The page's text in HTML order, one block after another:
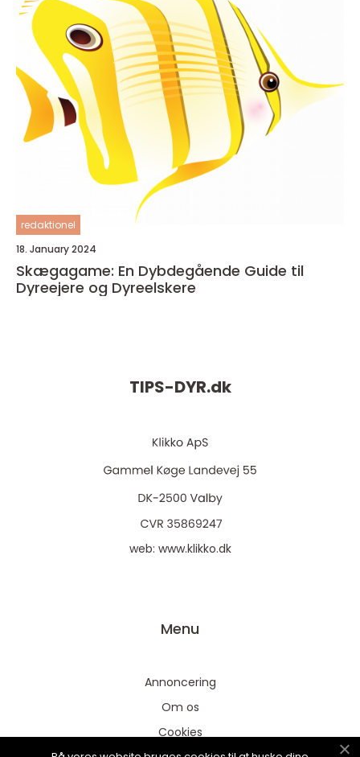
redaktionel
18. January 2024
Skægagame: En Dybdegående Guide til
Dyreejere og Dyreelskere
TIPS-DYR.dk
web: www.klikko.dk
Menu
Annoncering
Om os
Cookies